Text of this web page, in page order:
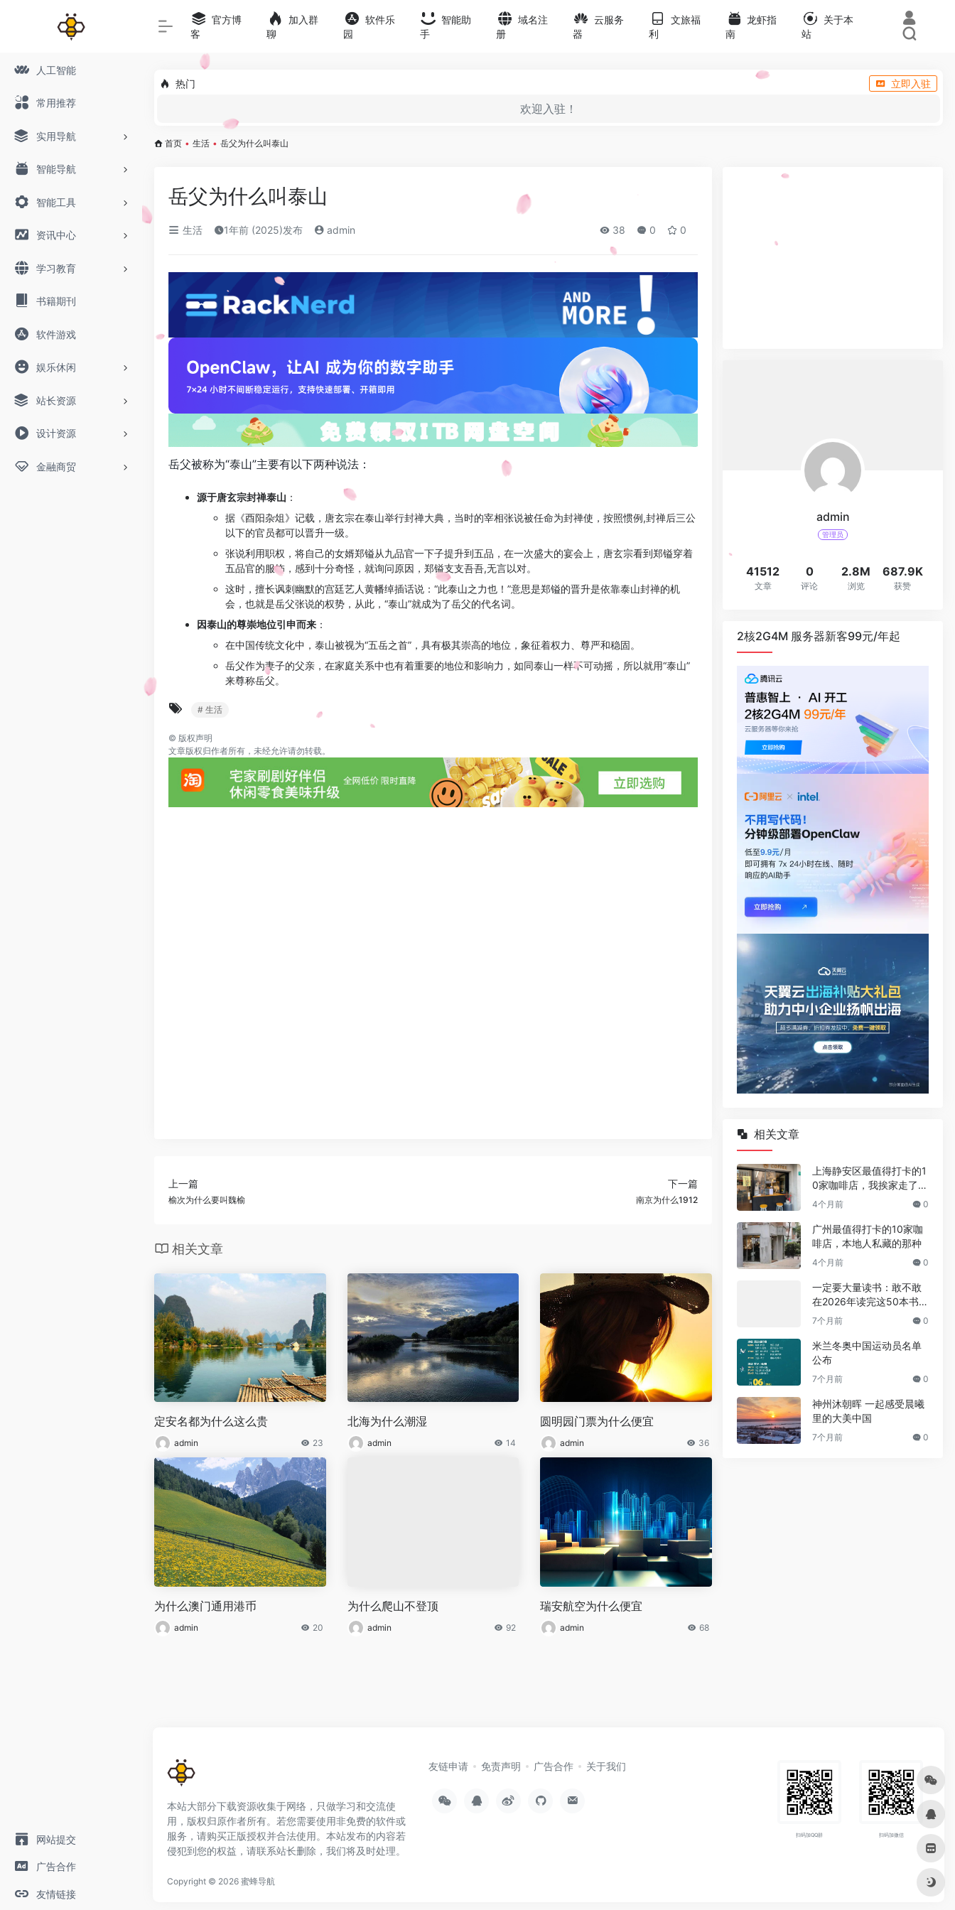
人工智能
常用推荐
实用导航
智能导航
智能工具
资讯中心
学习教育
书籍期刊
软件游戏
娱乐休闲
站长资源
设计资源
金融商贸
网站提交
广告合作
友情链接
官方博
客
加入群
聊
软件乐
园
智能助
手
域名注
册
云服务
器
文旅福
利
龙虾指
南
关于本
站
热门 立即入驻
欢迎入驻！
首页 • 生活 • 岳父为什么叫泰山
岳父为什么叫泰山
生活 1年前 (2025)发布 admin 38 0 0
岳父被称为“泰山”主要有以下两种说法：
源于唐玄宗封禅泰山 ：
据《酉阳杂俎》记载，唐玄宗在泰山举行封禅大典，当时的宰相张说被任命为封禅使，按照惯例,封禅后三公
以下的官员都可以晋升一级。
张说利用职权，将自己的女婿郑镒从九品官一下子提升到五品，在一次盛大的宴会上，唐玄宗看到郑镒穿着
五品官的服饰，感到十分奇怪，就询问原因，郑镒支支吾吾,无言以对。
这时，擅长讽刺幽默的宫廷艺人黄幡绰插话说：“此泰山之力也！”意思是郑镒的晋升是依靠泰山封禅的机
会，也就是岳父张说的权势，从此，“泰山”就成为了岳父的代名词。
因泰山的尊崇地位引申而来 ：
在中国传统文化中，泰山被视为“五岳之首”，具有极其崇高的地位，象征着权力、尊严和稳固。
岳父作为妻子的父亲，在家庭关系中也有着重要的地位和影响力，如同泰山一样不可动摇，所以就用“泰山”
来尊称岳父。
# 生活
© 版权声明
文章版权归作者所有，未经允许请勿转载。
上一篇
榆次为什么要叫魏榆
下一篇
南京为什么1912
相关文章
定安名都为什么这么贵
admin 23
北海为什么潮湿
admin 14
圆明园门票为什么便宜
admin 36
为什么澳门通用港币
admin 20
为什么爬山不登顶
admin 92
瑞安航空为什么便宜
admin 68
admin
管理员
41512
文章
0
评论
2.8M
浏览
687.9K
获赞
2核2G4M 服务器新客99元/年起
相关文章
上海静安区最值得打卡的1
0家咖啡店，我挨家走了一
遍
4个月前 0
广州最值得打卡的10家咖
啡店，本地人私藏的那种
4个月前 0
一定要大量读书：敢不敢
在2026年读完这50本书
（附2026年书单）
7个月前 0
米兰冬奥中国运动员名单
公布
7个月前 0
神州沐朝晖 一起感受晨曦
里的大美中国
7个月前 0
本站大部分下载资源收集于网络，只做学习和交流使
用，版权归原作者所有。若您需要使用非免费的软件或
服务，请购买正版授权并合法使用。本站发布的内容若
侵犯到您的权益，请联系站长删除，我们将及时处理。
友链申请 免责声明 广告合作 关于我们
扫码加QQ群 扫码加微信
Copyright © 2026 蜜蜂导航